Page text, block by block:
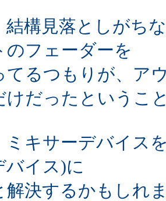
結構見落としがち
のフェーダーを
てるつもりが、ア
けだったというこ
ミキサーデバイス
バイス)に
解決するかもしれ